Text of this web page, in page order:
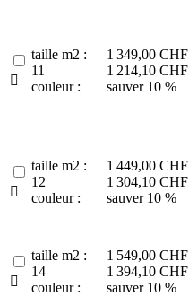

taille m2 :
11
couleur :
1 349,00 CHF
1 214,10 CHF
sauver 10 %

taille m2 :
12
couleur :
1 449,00 CHF
1 304,10 CHF
sauver 10 %

taille m2 :
14
couleur :
1 549,00 CHF
1 394,10 CHF
sauver 10 %